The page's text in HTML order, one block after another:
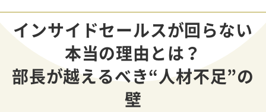
インサイドセールスが回らない
本当の理由とは？
部長が越えるべき“人材不足”の
壁